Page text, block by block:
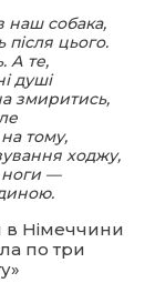
наш собака,
цього.
А те,
душі
змиритись,
тому,
ходжу,
ноги —
в Німеччини
по три